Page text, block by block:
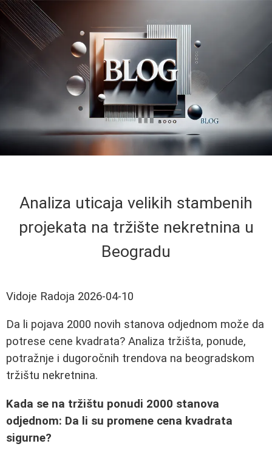
Analiza uticaja velikih stambenih
projekata na tržište nekretnina u
Beogradu
Vidoje Radoja 2026-04-10
Da li pojava 2000 novih stanova odjednom može da
potrese cene kvadrata? Analiza tržišta, ponude,
potražnje i dugoročnih trendova na beogradskom
tržištu nekretnina.
Kada se na tržištu ponudi 2000 stanova
odjednom: Da li su promene cena kvadrata
sigurne?